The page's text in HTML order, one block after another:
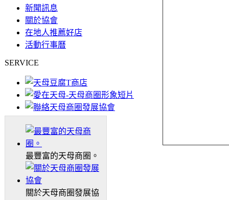
新聞訊息
關於協會
在地人推薦好店
活動行事曆
SERVICE
最豐富的天母商圈。
關於天母商圈發展協